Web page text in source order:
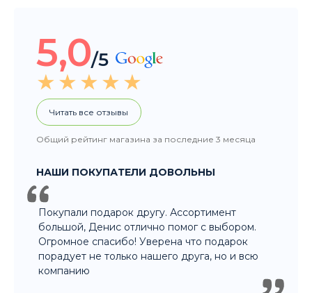
5,0/5
Читать все отзывы
Общий рейтинг магазина за последние 3 месяца
НАШИ ПОКУПАТЕЛИ ДОВОЛЬНЫ
Покупали подарок другу. Ассортимент
большой, Денис отлично помог с выбором.
Огромное спасибо! Уверена что подарок
порадует не только нашего друга, но и всю
компанию